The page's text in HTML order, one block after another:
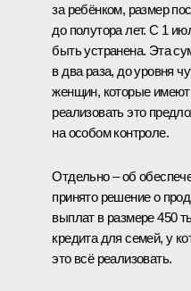
за ребёнком, размер
до полутора лет. С 1
быть устранена. Эта
в два раза, до уровня
женщин, которые имеют
реализовать это
на особом контроле.
Отдельно – об
принято решение о
выплат в размере 450
кредита для семей, у
это всё реализовать.